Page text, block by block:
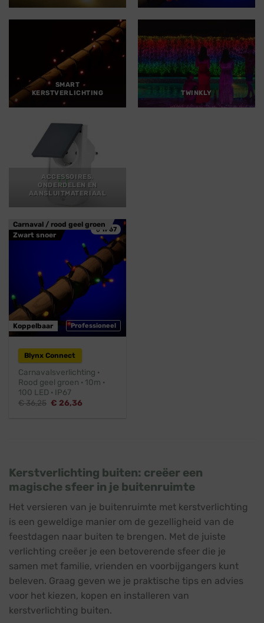
SMART
KERSTVERLICHTING
TWINKLY
ACCESSOIRES,
ONDERDELEN EN
AANSLUITMATERIAAL
💧 IP67
Carnaval / rood geel groen
Zwart snoer
Professioneel
Koppelbaar
Blynx Connect
Carnavalsverlichting ·
Rood geel groen · 10m ·
100 LED · IP67
€36,25 Oorspronkelijke
€ 26,36Huidige
Kerstverlichting buiten: creëer een
magische sfeer in je buitenruimte
Het versieren van je buitenruimte met kerstverlichting
is een geweldige manier om de gezelligheid van de
feestdagen naar buiten te brengen. Met de juiste
verlichting creëer je een betoverende sfeer die je
samen met familie, vrienden en voorbijgangers kunt
beleven. Graag geven we je praktische tips en advies
voor het kiezen, kopen en installeren van
kerstverlichting buiten.